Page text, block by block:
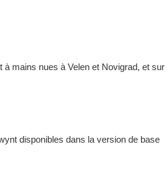
mains nues à Velen et Novigrad, et sur
disponibles dans la version de base